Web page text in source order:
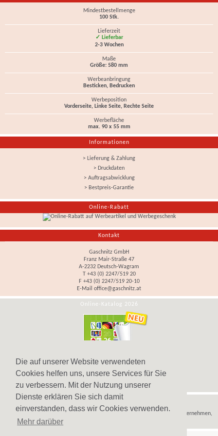
Die auf unserer Website verwendeten
Cookies helfen uns, unsere Services für Sie
zu verbessern. Mit der Nutzung unserer
Dienste erklären Sie sich damit
einverstanden, dass wir Cookies verwenden.
Mehr darüber
Mindestbestellmenge
100 Stk.
Lieferzeit
✓ Lieferbar
2-3 Wochen
Maße
Größe: 580 mm
Werbeanbringung
Besticken, Bedrucken
Werbeposition
Vorderseite, Linke Seite, Rechte Seite
Werbefläche
max. 90 x 55 mm
Informationen
> Lieferung & Zahlung
> Druckdaten
> Auftragsabwicklung
> Bestpreis-Garantie
Online-Rabatt
Kontakt
Gaschnitz GmbH
Franz Mair-Straße 47
A-2232 Deutsch-Wagram
T +43 (0) 2247/519 20
F +43 (0) 2247/519 20-10
E-Mail office@gaschnitz.at
Online-Katalog 2026
Hinweis
Werbeartikel
nur an Unternehmen,